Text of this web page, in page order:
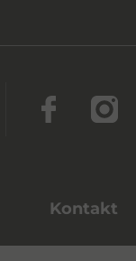
Kontakt